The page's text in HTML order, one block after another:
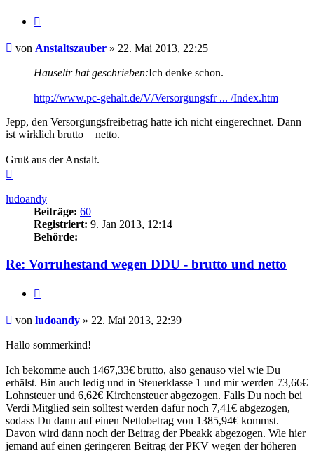
Beitrag
von Anstaltszauber » 22. Mai 2013, 22:25
Hauseltr hat geschrieben:Ich denke schon.
http://www.pc-gehalt.de/V/Versorgungsfr ... /Index.htm
Jepp, den Versorgungsfreibetrag hatte ich nicht eingerechnet. Dann
ist wirklich brutto = netto.
Gruß aus der Anstalt.
ludoandy
Beiträge: 60
Registriert: 9. Jan 2013, 12:14
Behörde:
Re: Vorruhestand wegen DDU - brutto und netto
Beitrag
von ludoandy » 22. Mai 2013, 22:39
Hallo sommerkind!
Ich bekomme auch 1467,33€ brutto, also genauso viel wie Du
erhälst. Bin auch ledig und in Steuerklasse 1 und mir werden 73,66€
Lohnsteuer und 6,62€ Kirchensteuer abgezogen. Falls Du noch bei
Verdi Mitglied sein solltest werden dafür noch 7,41€ abgezogen,
sodass Du dann auf einen Nettobetrag von 1385,94€ kommst.
Davon wird dann noch der Beitrag der Pbeakk abgezogen. Wie hier
jemand auf einen geringeren Beitrag der PKV wegen der höheren